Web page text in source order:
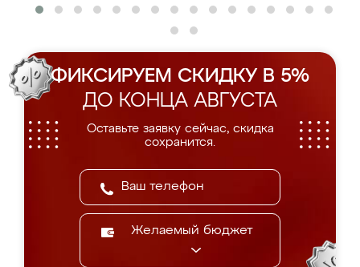
ФИКСИРУЕМ СКИДКУ В 5%
ДО КОНЦА АВГУСТА
Оставьте заявку сейчас, скидка
сохранится.
Желаемый бюджет